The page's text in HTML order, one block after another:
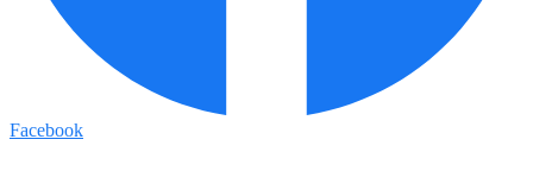
Facebook